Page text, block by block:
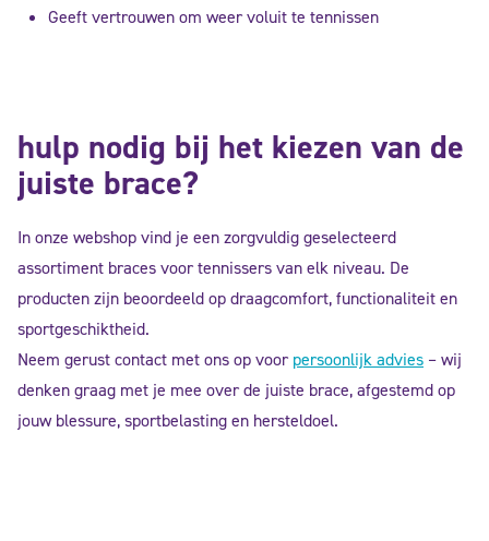
Geeft vertrouwen om weer voluit te tennissen
hulp nodig bij het kiezen van de
juiste brace?
In onze webshop vind je een zorgvuldig geselecteerd
assortiment braces voor tennissers van elk niveau. De
producten zijn beoordeeld op draagcomfort, functionaliteit en
sportgeschiktheid.
Neem gerust contact met ons op voorpersoonlijk advies – wij
denken graag met je mee over de juiste brace, afgestemd op
jouw blessure, sportbelasting en hersteldoel.